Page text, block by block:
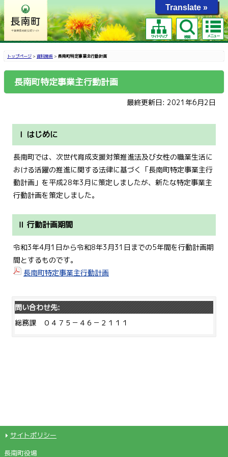
サイトマップ 検索 メニュー
トップページ > 資料関係 > 長南町特定事業主行動計画
長南町特定事業主行動計画
最終更新日: 2021年6月2日
Ⅰ はじめに
長南町では、次世代育成支援対策推進法及び女性の職業生活に
おける活躍の推進に関する法律に基づく「長南町特定事業主行
動計画」を平成28年3月に策定しましたが、新たな特定事業主
行動計画を策定しました。
Ⅱ 行動計画期間
令和3年4月1日から令和8年3月31日までの5年間を行動計画期
間とするものです。
長南町特定事業主行動計画
問い合わせ先:
総務課 ０４７５－４６－２１１１
サイトポリシー
長南町役場
Translate »